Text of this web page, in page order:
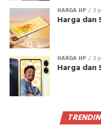
HARGA HP 3
Harga dan
HARGA HP 3
Harga dan